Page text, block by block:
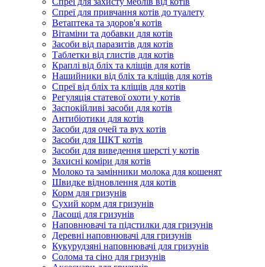
Спреї для привчання котів до туалету
Ветаптека та здоров'я котів
Вітаміни та добавки для котів
Засоби від паразитів для котів
Таблетки від глистів для котів
Краплі від бліх та кліщів для котів
Нашийники від бліх та кліщів для котів
Спреї від бліх та кліщів для котів
Регуляція статевої охоти у котів
Заспокійливі засоби для котів
Антибіотики для котів
Засоби для очей та вух котів
Засоби для ШКТ котів
Засоби для виведення шерсті у котів
Захисні коміри для котів
Молоко та замінники молока для кошенят
Швидке відновлення для котів
Корм для гризунів
Сухий корм для гризунів
Ласощі для гризунів
Наповнювачі та підстилки для гризунів
Деревні наповнювачі для гризунів
Кукурудзяні наповнювачі для гризунів
Солома та сіно для гризунів